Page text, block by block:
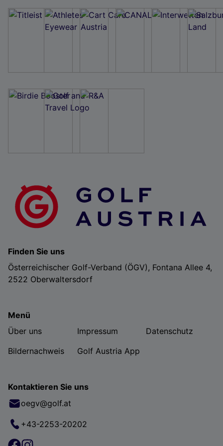
Finden Sie uns
Österreichischer Golf-Verband (ÖGV), Fontana Allee 4,
2522 Oberwaltersdorf
Menü
Über uns
Impressum
Datenschutz
Bildernachweis
Golf Austria App
Kontaktieren Sie uns
oegv@golf.at
+43-2253-20202
Wir und unsere Partner verarbeiten Daten, um
Verwendung genauer Standortdaten. Endgeräteeigenschaften zur Identifikation